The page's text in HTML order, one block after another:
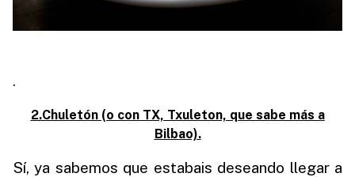
.
2.Chuletón (o con TX, Txuleton, que sabe más a
Bilbao).
Sí, ya sabemos que estabais deseando llegar a